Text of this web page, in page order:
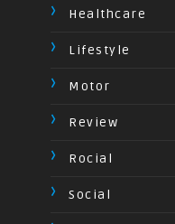
Healthcare
Lifestyle
Motor
Review
Rocial
Social